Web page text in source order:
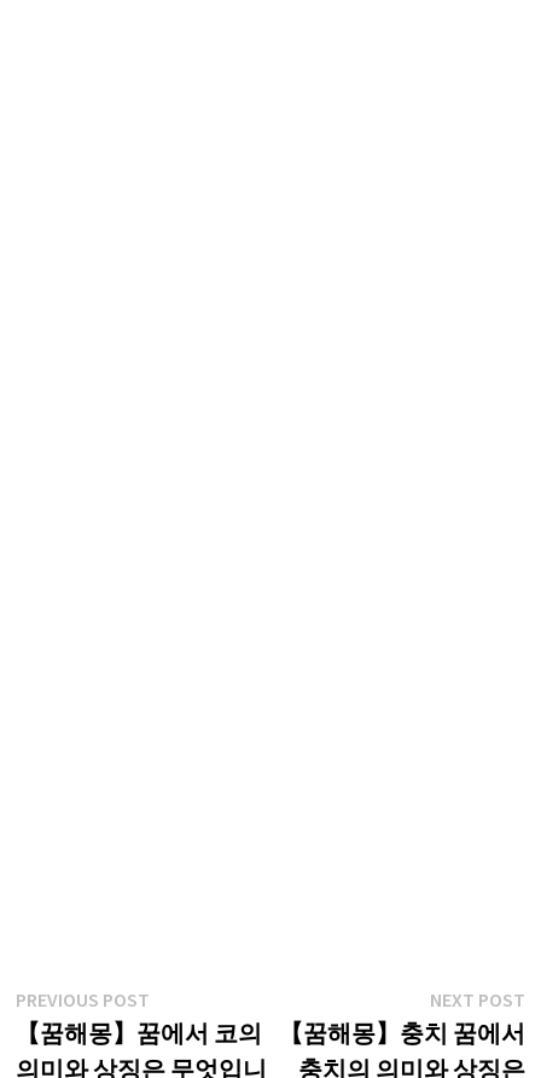
글
탐
PREVIOUS POSTPrevious
post:
【꿈해몽】꿈에서 코의
의미와 상징은 무엇입니
NEXT POST
【꿈해몽】충치 꿈에서
충치의 의미와 상징은